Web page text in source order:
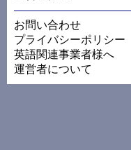
お問い合わせ
プライバシーポリシー
英語関連事業者様へ
運営者について